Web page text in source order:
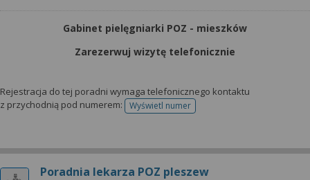
Gabinet pielęgniarki POZ - mieszków
Zarezerwuj wizytę telefonicznie
Rejestracja do tej poradni wymaga telefonicznego kontaktu
z przychodnią pod numerem:
Wyświetl numertelefonu do rejestracji
Poradnia lekarza POZ pleszew